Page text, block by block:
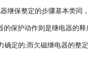
继保整定的步骤基本类同
保护动作则是继电器的释
定的;而欠磁继电器的整